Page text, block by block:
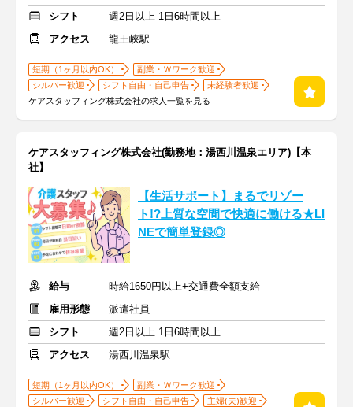
シフト
週2日以上 1日6時間以上
アクセス
龍王峡駅
短期（1ヶ月以内OK）
副業・Ｗワーク歓迎
シルバー歓迎
シフト自由・自己申告
未経験者歓迎
ケアスタッフィング株式会社の求人一覧を見る
ケアスタッフィング株式会社(勤務地：湯西川温泉エリア)【本
社】
【生活サポート】まるでリゾー
ト!?上質な空間で快適に働ける★LI
NEで簡単登録◎
給与
時給1650円以上+交通費全額支給
雇用形態
派遣社員
シフト
週2日以上 1日6時間以上
アクセス
湯西川温泉駅
短期（1ヶ月以内OK）
副業・Ｗワーク歓迎
シルバー歓迎
シフト自由・自己申告
主婦(夫)歓迎